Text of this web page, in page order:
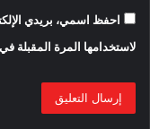
G80.
احفظ اسمي، بريدي
لاستخدامها المرة المقبلة